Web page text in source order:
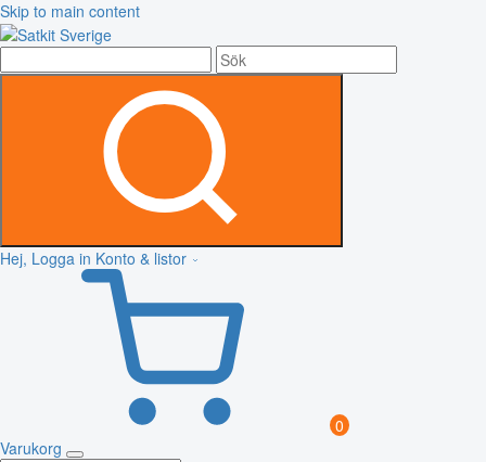
Skip to main content
Hej, Logga in Konto & listor
0
Varukorg